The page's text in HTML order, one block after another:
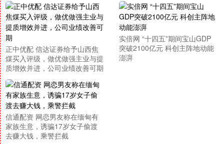
正中优配 信达证券给予山西焦
煤买入评级，做优做强主业与提
质增效并进，公司业绩改善可期
实倍网 “十四五”期间宝山GDP
突破2100亿元 科创主阵地动能
澎湃
信通配资 网恋男友称在缅甸有
家族生意，诱骗17岁女子偷渡
去赚大钱，乘警拦截